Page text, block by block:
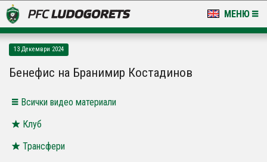
МЕНЮ
LUDOGORETS TV
СТАДИОН & БАЗИ
КЛУБ
13 Декември 2024
Бенефис на Бранимир Костадинов
Всички видео материали
Клуб
Трансфери